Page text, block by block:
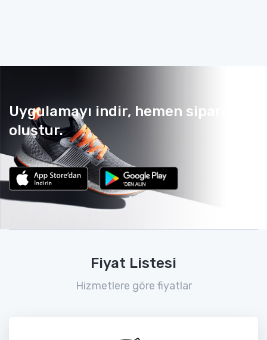
Uygulamayı indir, hemen sipariş
oluştur.
Fiyat Listesi
Hizmetlere göre fiyatlar